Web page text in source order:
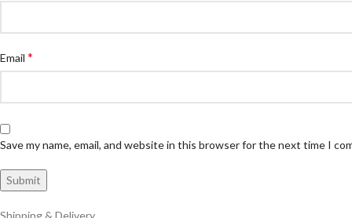
Email *
Save my name, email, and website in this browser for the next time I
Shipping & Delivery